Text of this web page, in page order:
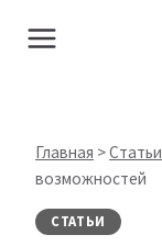
Главная >Статьи
возможностей
СТАТЬИ